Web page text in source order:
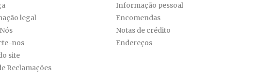
legal
nos
site
Reclamações
Informação pessoal
Encomendas
Notas de crédito
Endereços